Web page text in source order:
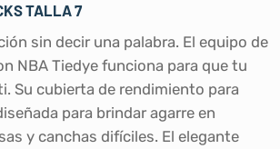
TALLA 7
sin decir una palabra. El equipo de
NBA Tiedye funciona para que tu
Su cubierta de rendimiento para
para brindar agarre en
y canchas difíciles. El elegante